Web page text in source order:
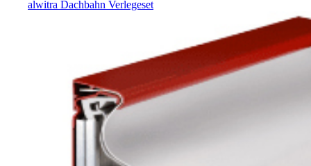
alwitra Dachbahn Verlegeset